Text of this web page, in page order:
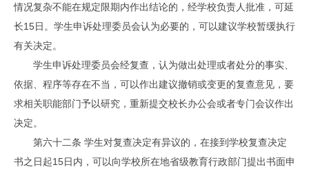
情况复杂不能在规定限期内作出结论的，经学校负责人批准，可延
长15日。学生申诉处理委员会认为必要的，可以建议学校暂缓执行
有关决定。
学生申诉处理委员会经复查，认为做出处理或者处分的事实、
依据、程序等存在不当，可以作出建议撤销或变更的复查意见，要
求相关职能部门予以研究，重新提交校长办公会或者专门会议作出
决定。
第六十二条 学生对复查决定有异议的，在接到学校复查决定
书之日起15日内，可以向学校所在地省级教育行政部门提出书面申